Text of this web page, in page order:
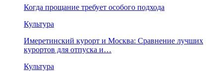
Когда прощание требует особого подхода
Культура
Имеретинский курорт и Москва: Сравнение лучших
курортов для отпуска и…
Культура